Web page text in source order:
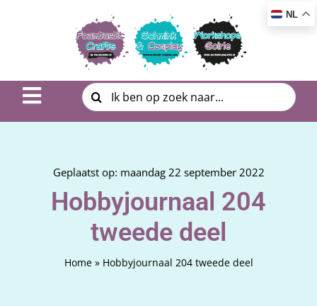
Toggle
Product uitleg
Workshop | Cursus
Zoeken
naar:
Geplaatst op: maandag 22 september 2022
Hobbyjournaal 204
tweede deel
Home» Hobbyjournaal 204 tweede deel
NL